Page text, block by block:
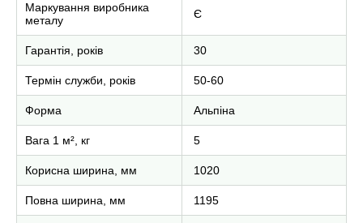
Маркування виробника
металу
Є
Гарантія, років 30
Термін служби, років 50-60
Форма Альпіна
Вага 1 м², кг 5
Корисна ширина, мм 1020
Повна ширина, мм 1195